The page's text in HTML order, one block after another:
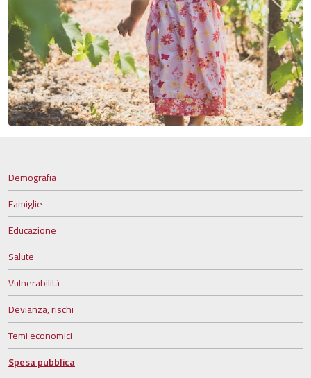
Demografia
Famiglie
Educazione
Salute
Vulnerabilità
Devianza, rischi
Temi economici
Spesa pubblica